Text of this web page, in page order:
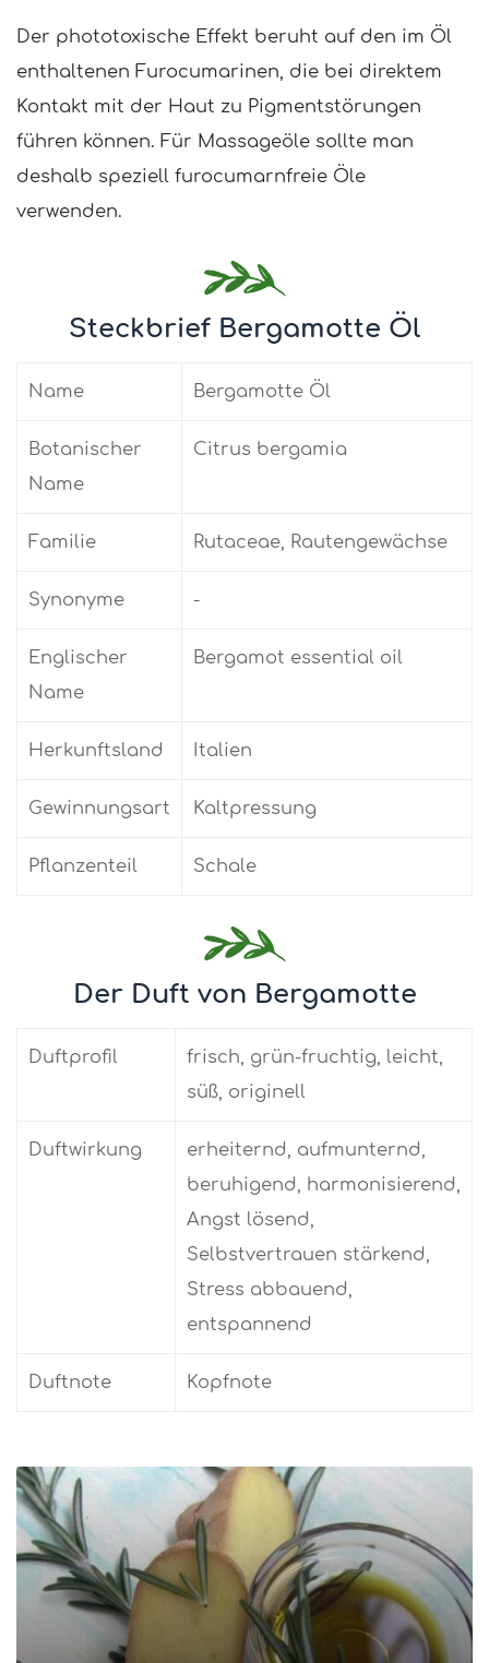
Der phototoxische Effekt beruht auf den im Öl
enthaltenen Furocumarinen, die bei direktem
Kontakt mit der Haut zu Pigmentstörungen
führen können. Für Massageöle sollte man
deshalb speziell furocumarnfreie Öle
verwenden.
Steckbrief Bergamotte Öl
Name Bergamotte Öl
Botanischer
Name
Citrus bergamia
Familie Rutaceae, Rautengewächse
Synonyme -
Englischer
Name
Bergamot essential oil
Herkunftsland Italien
Gewinnungsart Kaltpressung
Pflanzenteil Schale
Der Duft von Bergamotte
Duftprofil
frisch, grün-fruchtig, leicht,
süß, originell
Duftwirkung
erheiternd, aufmunternd,
beruhigend, harmonisierend,
Angst lösend,
Selbstvertrauen stärkend,
Stress abbauend,
entspannend
Duftnote Kopfnote